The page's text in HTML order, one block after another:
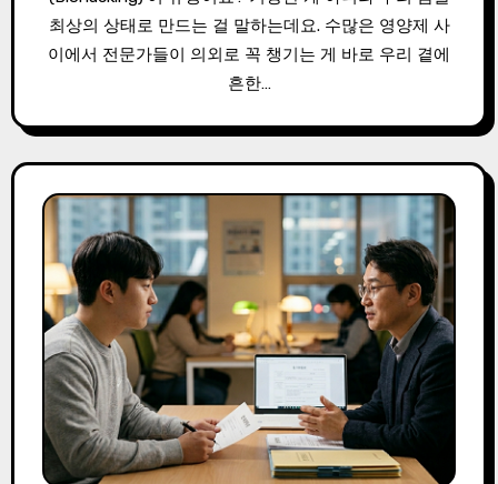
최상의 상태로 만드는 걸 말하는데요. 수많은 영양제 사
이에서 전문가들이 의외로 꼭 챙기는 게 바로 우리 곁에
흔한…